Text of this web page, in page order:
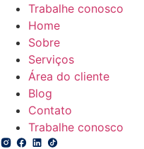
Trabalhe conosco
Home
Sobre
Serviços
Área do cliente
Blog
Contato
Trabalhe conosco